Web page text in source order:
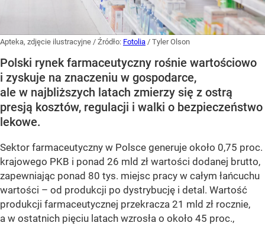
Apteka, zdjęcie ilustracyjne / Źródło: Fotolia / Tyler Olson
Polski rynek farmaceutyczny rośnie wartościowo
i zyskuje na znaczeniu w gospodarce,
ale w najbliższych latach zmierzy się z ostrą
presją kosztów, regulacji i walki o bezpieczeństwo
lekowe.
Sektor farmaceutyczny w Polsce generuje około 0,75 proc.
krajowego PKB i ponad 26 mld zł wartości dodanej brutto,
zapewniając ponad 80 tys. miejsc pracy w całym łańcuchu
wartości – od produkcji po dystrybucję i detal. Wartość
produkcji farmaceutycznej przekracza 21 mld zł rocznie,
a w ostatnich pięciu latach wzrosła o około 45 proc.,